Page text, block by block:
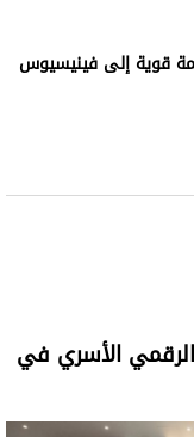
قوية إلى فينيسيوس
الرقمي الأسري في